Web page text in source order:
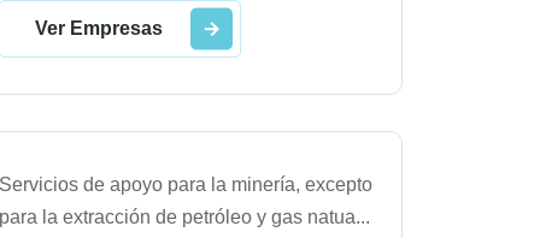
Ver Empresas
Servicios de apoyo para la minería, excepto
para la extracción de petróleo y gas natua...